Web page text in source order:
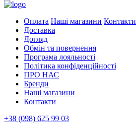
Оплата Наші магазини Контакти
Доставка
Догляд
Обмін та повернення
Програма лояльності
Політика конфіденційності
ПРО НАС
Бренди
Наші магазини
Контакти
+38 (098) 625 99 03